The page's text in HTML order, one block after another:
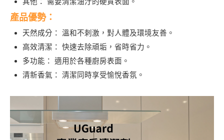
產品優勢：
天然成分： 溫和不刺激，對人體及環境友善。
高效清潔： 快速去除頑垢，省時省力。
多功能： 適用於各種廚房表面。
清新香氣： 清潔同時享受愉悅香氛。